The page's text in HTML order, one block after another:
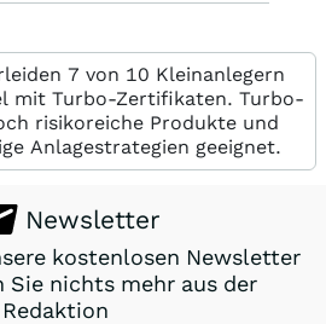
7 von 10 Kleinanlegern
mit Turbo-Zertifikaten. Turbo-
risikoreiche Produkte und
Anlagestrategien geeignet.
Newsletter
kostenlosen Newsletter
Sie nichts mehr aus der
Redaktion